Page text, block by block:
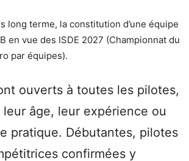
long terme, la constitution d’une équipe
en vue des ISDE 2027 (Championnat du
par équipes).
ouverts à toutes les pilotes,
âge, leur expérience ou
pratique. Débutantes, pilotes
confirmées y